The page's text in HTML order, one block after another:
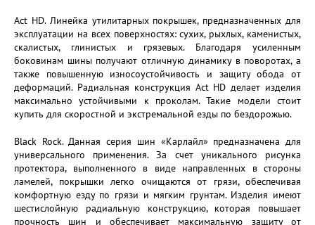
Act HD. Линейка утилитарных покрышек, предназначенных для
эксплуатации на всех поверхностях: сухих, рыхлых, каменистых,
скалистых, глинистых и грязевых. Благодаря усиленным
боковинам шины получают отличную динамику в поворотах, а
также повышенную износоустойчивость и защиту обода от
деформаций. Радиальная конструкция Act HD делает изделия
максимально устойчивыми к проколам. Такие модели стоит
купить для скоростной и экстремальной езды по бездорожью.
Black Rock. Данная серия шин «Карлайл» предназначена для
универсального применения. За счет уникального рисунка
протектора, выполненного в виде направленных в стороны
ламелей, покрышки легко очищаются от грязи, обеспечивая
комфортную езду по грязи и мягким грунтам. Изделия имеют
шестислойную радиальную конструкцию, которая повышает
прочность шин и обеспечивает максимальную защиту от